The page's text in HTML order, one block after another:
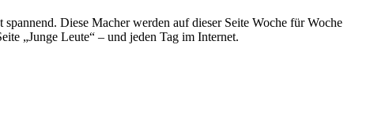
Diese Macher werden auf dieser Seite Woche für Woche
„Junge Leute“ – und jeden Tag im Internet.